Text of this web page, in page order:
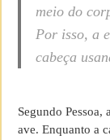
meio do
Por isso, a
cabeça
Segundo
ave. Enquanto a